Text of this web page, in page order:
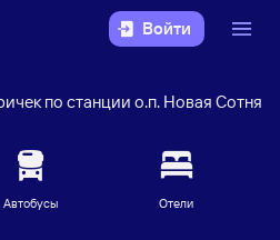
Войти
по станции о.п. Новая Сотня
Автобусы Отели